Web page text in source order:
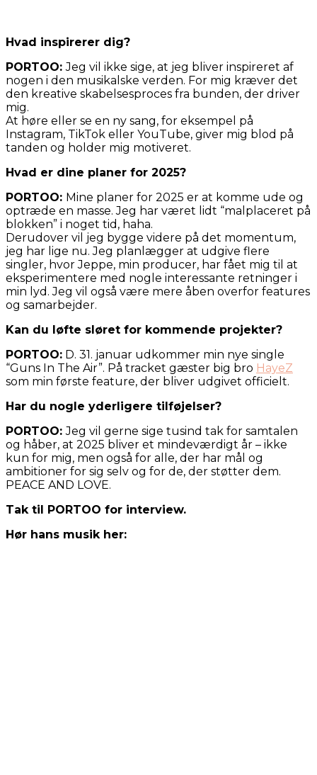
Hvad inspirerer dig?
PORTOO:Jeg vil ikke sige, at jeg bliver inspireret af
nogen i den musikalske verden. For mig kræver det
den kreative skabelsesproces fra bunden, der driver
mig.
At høre eller se en ny sang, for eksempel på
Instagram, TikTok eller YouTube, giver mig blod på
tanden og holder mig motiveret.
Hvad er dine planer for 2025?
PORTOO: Mine planer for 2025 er at komme ude og
optræde en masse. Jeg har været lidt “malplaceret på
blokken” i noget tid, haha.
Derudover vil jeg bygge videre på det momentum,
jeg har lige nu. Jeg planlægger at udgive flere
singler, hvor Jeppe, min producer, har fået mig til at
eksperimentere med nogle interessante retninger i
min lyd. Jeg vil også være mere åben overfor features
og samarbejder.
Kan du løfte sløret for kommende projekter?
PORTOO: D. 31. januar udkommer min nye single
“Guns In The Air”. På tracket gæster big bro HayeZ
som min første feature, der bliver udgivet officielt.
Har du nogle yderligere tilføjelser?
PORTOO:Jeg vil gerne sige tusind tak for samtalen
og håber, at 2025 bliver et mindeværdigt år – ikke
kun for mig, men også for alle, der har mål og
ambitioner for sig selv og for de, der støtter dem.
PEACE AND LOVE.
Tak til PORTOO for interview.
Hør hans musik her: